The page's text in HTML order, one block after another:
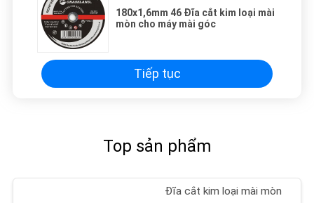
180x1,6mm 46 Đĩa cắt kim loại mài
mòn cho máy mài góc
Tiếp tục
Top sản phẩm
Đĩa cắt kim loại mài mòn